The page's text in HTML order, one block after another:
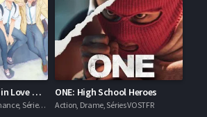
Anyway, I’m Falling in Love with You
Animation, Drame, Romance, Séries VOSTFR
ONE: High School Heroes
Action, Drame, Séries VOSTFR